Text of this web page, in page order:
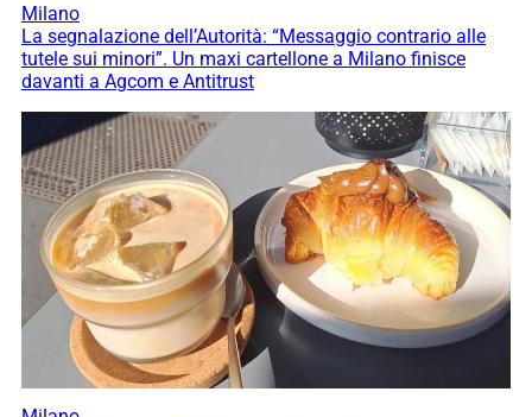
Milano
La segnalazione dell’Autorità: “Messaggio contrario alle
tutele sui minori”. Un maxi cartellone a Milano finisce
davanti a Agcom e Antitrust